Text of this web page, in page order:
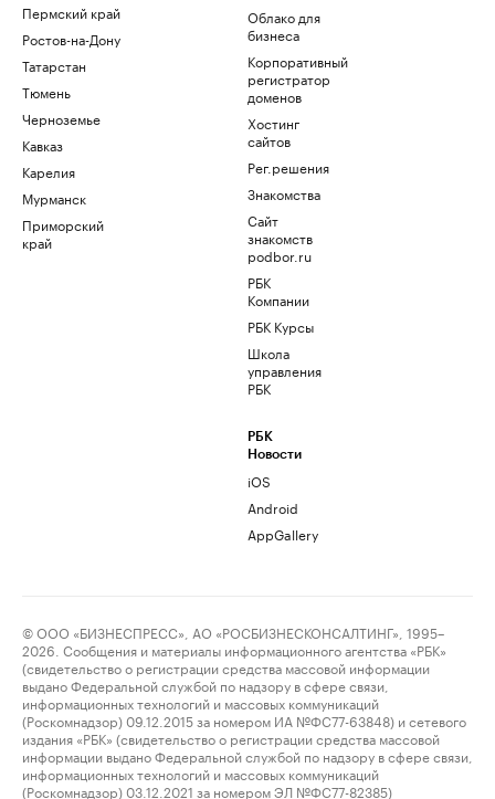
Пермский край
Ростов-на-Дону
Татарстан
Тюмень
Черноземье
Кавказ
Карелия
Мурманск
Приморский
край
Облако для
бизнеса
Корпоративный
регистратор
доменов
Хостинг
сайтов
Рег.решения
Знакомства
Сайт
знакомств
podbor.ru
РБК
Компании
РБК Курсы
Школа
управления
РБК
РБК
Новости
iOS
Android
AppGallery
© ООО «БИЗНЕСПРЕСС», АО «РОСБИЗНЕСКОНСАЛТИНГ», 1995–
2026. Сообщения и материалы информационного агентства «РБК»
(свидетельство о регистрации средства массовой информации
выдано Федеральной службой по надзору в сфере связи,
информационных технологий и массовых коммуникаций
(Роскомнадзор) 09.12.2015 за номером ИА №ФС77-63848) и сетевого
издания «РБК» (свидетельство о регистрации средства массовой
информации выдано Федеральной службой по надзору в сфере связи,
информационных технологий и массовых коммуникаций
(Роскомнадзор) 03.12.2021 за номером ЭЛ №ФС77-82385)